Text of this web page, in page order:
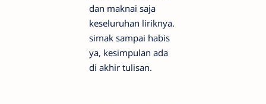
dan maknai saja
keseluruhan liriknya.
simak sampai habis
ya, kesimpulan ada
di akhir tulisan.